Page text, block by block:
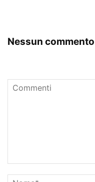
Nessun commento